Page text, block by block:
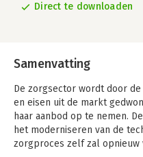
Direct te downloaden
Samenvatting
De zorgsector wordt door
en eisen uit de markt
haar aanbod op te nemen.
het moderniseren van de
zorgproces zelf zal opnieuw